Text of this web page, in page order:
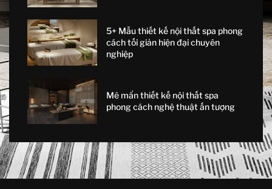
5+ Mẫu thiết kế nội thất spa phong
cách tối giản hiện đại chuyên
nghiệp
Mê mẩn thiết kế nội thất spa
phong cách nghệ thuật ấn tượng